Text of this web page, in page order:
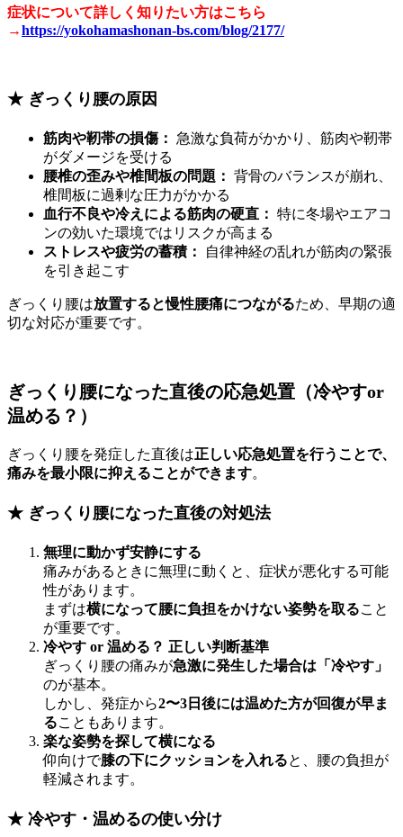
症状について詳しく知りたい方はこちら
→https://yokohamashonan-bs.com/blog/2177/
★ ぎっくり腰の原因
筋肉や靭帯の損傷：
急激な負荷がかかり、筋肉や靭帯
がダメージを受ける
腰椎の歪みや椎間板の問題： 背骨のバランスが崩れ、
椎間板に過剰な圧力がかかる
血行不良や冷えによる筋肉の硬直： 特に冬場やエアコ
ンの効いた環境ではリスクが高まる
ストレスや疲労の蓄積：
自律神経の乱れが筋肉の緊張
を引き起こす
ぎっくり腰は放置すると慢性腰痛につながるため、早期の適
切な対応が重要です。
ぎっくり腰になった直後の応急処置（冷やすor
温める？）
ぎっくり腰を発症した直後は正しい応急処置を行うことで、
痛みを最小限に抑えることができます。
★ ぎっくり腰になった直後の対処法
無理に動かず安静にする
痛みがあるときに無理に動くと、症状が悪化する可能
性があります。
まずは横になって腰に負担をかけない姿勢を取ること
が重要です。
冷やす or 温める？ 正しい判断基準
ぎっくり腰の痛みが急激に発生した場合は「冷やす」
のが基本。
しかし、発症から2〜3日後には温めた方が回復が早ま
ることもあります。
楽な姿勢を探して横になる
仰向けで膝の下にクッションを入れると、腰の負担が
軽減されます。
★ 冷やす・温めるの使い分け